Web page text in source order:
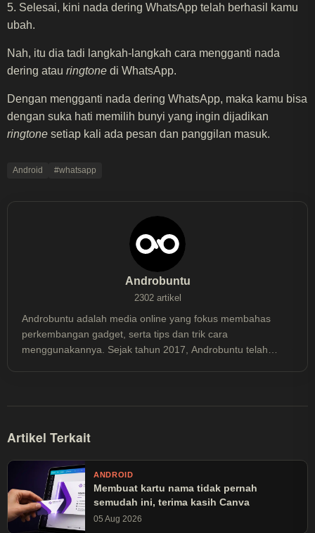
5. Selesai, kini nada dering WhatsApp telah berhasil kamu
ubah.
Nah, itu dia tadi langkah-langkah cara mengganti nada
dering atau ringtone di WhatsApp.
Dengan mengganti nada dering WhatsApp, maka kamu bisa
dengan suka hati memilih bunyi yang ingin dijadikan
ringtone setiap kali ada pesan dan panggilan masuk.
Android #whatsapp
Androbuntu
2302 artikel
Androbuntu adalah media online yang fokus membahas
perkembangan gadget, serta tips dan trik cara
menggunakannya. Sejak tahun 2017, Androbuntu telah
Artikel Terkait
ANDROID
Membuat kartu nama tidak pernah
semudah ini, terima kasih Canva
05 Aug 2026